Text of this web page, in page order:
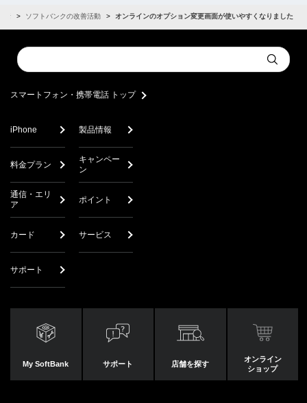
話 ソフトバンクの改善活動 オンラインのオプション変更画面が使いやすくなりました
Conduct
a
Submit
スマートフォン・携帯電話 トップ
iPhone 製品情報
料金プラン
キャンペー
ン
通信・エリ
ア
ポイント
カード サービス
サポート
My SoftBank サポート 店舗を探す
オンライン
ショップ